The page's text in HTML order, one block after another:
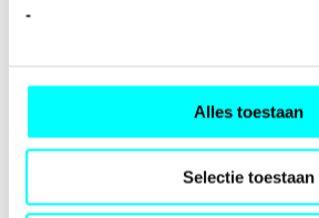
-
Alles toestaan
Selectie toestaan